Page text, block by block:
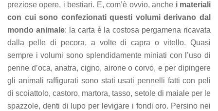
preziose opere, i bestiari. E, com’è ovvio, anche i materiali
con cui sono confezionati questi volumi derivano dal
mondo animale: la carta è la costosa pergamena ricavata
dalla pelle di pecora, a volte di capra o vitello. Quasi
sempre i volumi sono splendidamente miniati con l’uso di
penne d’oca, anatra, cigno, airone o corvo, e per dipingere
gli animali raffigurati sono stati usati pennelli fatti con peli
di scoiattolo, castoro, martora, tasso, setole di maiale per le
spazzole, denti di lupo per levigare i fondi oro. Persino nei